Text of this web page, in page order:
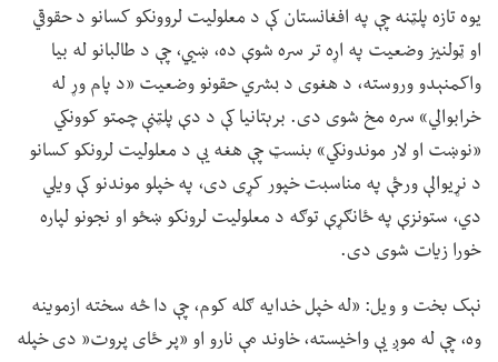
یوه تازه پلټنه چې په افغانستان کې د معلولیت لروونکو کسانو د حقوقي
او ټولنیز وضعیت په اړه تر سره شوې ده، ښيي، چې د طالبانو له بیا
واکمنېدو وروسته، د هغوی د بشري حقونو وضعیت «د پام وړ له
خرابوالي» سره مخ شوی دی. برېتانیا کې د دې پلټنې چمتو کوونکي
«نوښت او لار موندونکي» بنسټ چې هغه یې د معلولیت لرونکو کسانو
د نړیوالې ورځې په مناسبت خپور کړی دی، په خپلو موندنو کې ویلي
دي، ستونزې په ځانګړې توګه د معلولیت لرونکو ښځو او نجونو لپاره
خورا زیات شوی دی.
نېک بخت و ویل: «له خپل خدایه ګله کوم، چې دا څه سخته ازموینه
وه، چې له موږ یې واخیسته، خاوند مې نارو او «پر ځای پروت« دی خپله